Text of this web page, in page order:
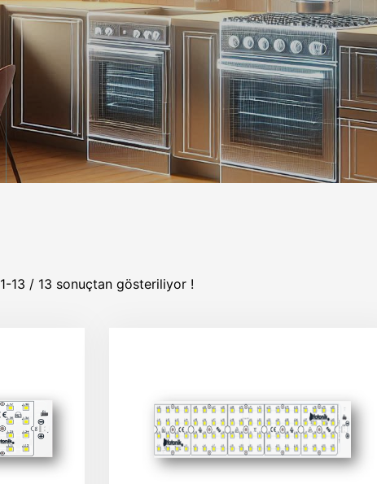
1-13 / 13 sonuçtan gösteriliyor !